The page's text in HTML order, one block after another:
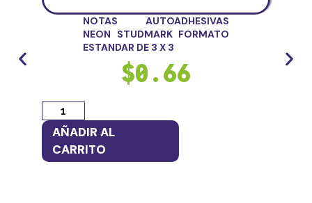
NOTAS AUTOADHESIVAS
NEON STUDMARK FORMATO
ESTANDAR DE 3 X 3
$0.66
AÑADIR AL
CARRITO